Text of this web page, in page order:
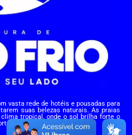
vasta rede de hotéis e pousadas para
suas belezas naturais. As praias
tropical, onde o sol brilha forte o
este turismo praiano.